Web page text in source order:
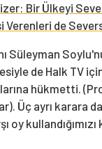
Bir Ülkeyi
Verenleri de
Süleyman
de Halk TV
hükmetti.
Üç ayrı karara
oy